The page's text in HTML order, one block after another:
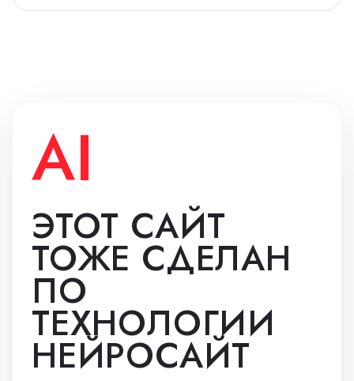
AI
ЭТОТ САЙТ
ТОЖЕ СДЕЛАН
ПО
ТЕХНОЛОГИИ
НЕЙРОСАЙТ